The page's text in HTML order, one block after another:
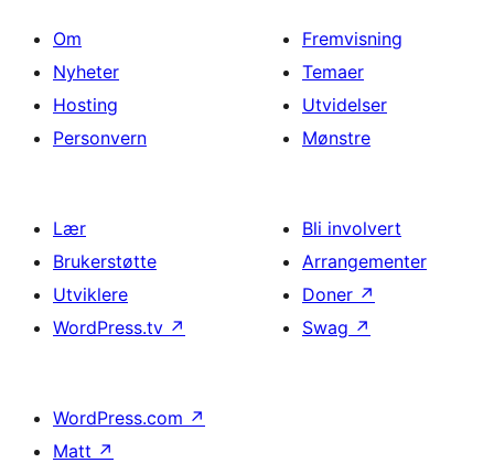
Om
Nyheter
Hosting
Personvern
Fremvisning
Temaer
Utvidelser
Mønstre
Lær
Brukerstøtte
Utviklere
WordPress.tv ↗
Bli involvert
Arrangementer
Doner ↗
Swag ↗
WordPress.com ↗
Matt ↗